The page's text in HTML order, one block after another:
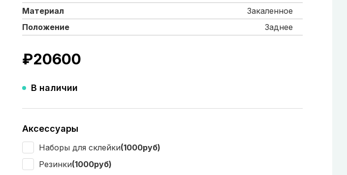
Материал
Закаленное
Положение
Заднее
₽20600
В наличии
Аксессуары
Наборы для склейки(1000руб)
Резинки(1000руб)